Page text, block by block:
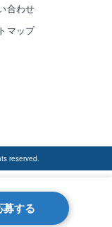
募する
合わせ
マップ
reserved.